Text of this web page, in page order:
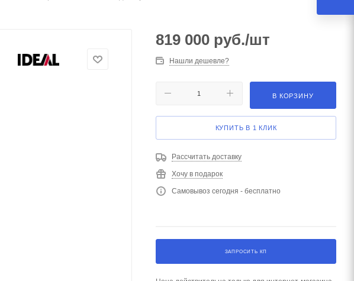
819 000 руб./шт
Нашли дешевле?
В КОРЗИНУ
КУПИТЬ В 1 КЛИК
Рассчитать доставку
Хочу в подарок
Самовывоз сегодня - бесплатно
ЗАПРОСИТЬ КП